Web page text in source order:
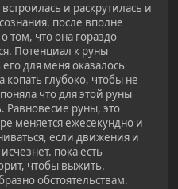
и раскрутилась и
после вполне
том, что она гораздо
Потенциал к руны
для меня оказалось
копать глубоко, чтобы не
что для этой руны
Равновесие руны, это
меняется ежесекундно и
если движения и
пока есть
чтобы выжить.
обстоятельствам.